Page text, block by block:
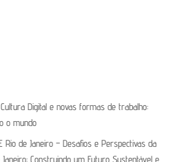
Digital e novas formas de trabalho:
o mundo
Rio de Janeiro – Desafios e Perspectivas da
Construindo um Futuro Sustentável e